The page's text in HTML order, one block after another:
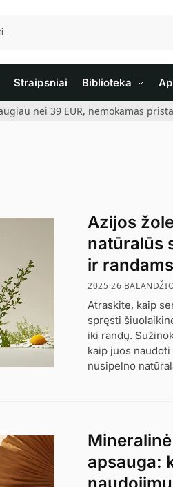
Straipsniai Biblioteka
nei 39 EUR, nemokamas
Azijos
natūralūs
ir randams
2025 26
Atraskite, kaip
spręsti
iki randų.
kaip juos
nusipelno
apsauga: